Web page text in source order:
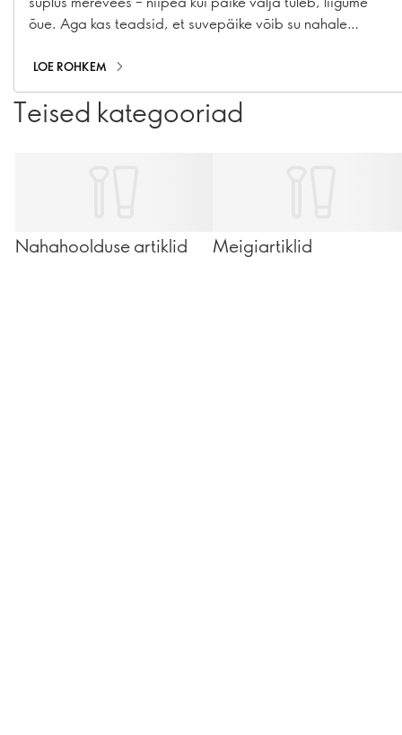
õue. Aga kas teadsid, et suvepäike võib su nahale
nahaprobleemi ja jagame soovitusi, kuidas nendega
toime tulla.
LOE ROHKEM
Teised kategooriad
Nahahoolduse artiklid Meigiartiklid